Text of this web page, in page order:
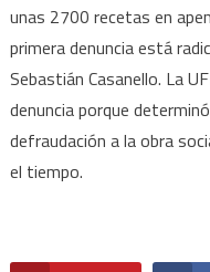
unas 2700 recetas en
primera denuncia está
Sebastián Casanello. La
denuncia porque
defraudación a la obra
el tiempo.